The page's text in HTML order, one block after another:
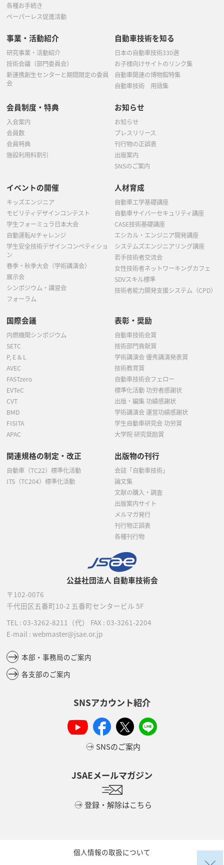
公益社団法人 自動車技術会
〒102-0076
千代田区五番町10-2 五番町センタービル 5F
TEL : 03-3262-8211 （代） FAX : 03-3261-2204
E-mail : webmaster@jsae.or.jp
本部・事務局のご案内
各支部のご案内
SNSアカウント紹介
SNSのご案内
JSAEメールマガジン
登録・解除はこちら
各種お手続き
ペーパーレス促進活動
事業・活動紹介
研究事業・活動紹介
技術会議（部門委員会）
新連携創生センターと期間限定の委員
会
自動車技術を知る
日本の自動車技術330選
お子様向けサイトのリンク集
自動車関連の博物館特集
自動車技術 用語集
会員制度・特典
入会案内
会員数
会員特典
施設利用料割引
お知らせ
お知らせ
プレスリリース
刊行物の正誤表
出版案内
SNSのご案内
イベントの開催
キッズエンジニア
モビリティデザインコンテスト
学生フォーミュラ日本大会
自動運転AIチャレンジ
学生安全技術デザインコンペティショ
ン
春季・秋季大会（学術講演会）
展示会
シンポジウム・講習会
フォーラム
人材育成
自動車工学基礎講座
自動車サイバーセキュリティ講座
CASE技術基礎講座
エシカル・エンジニア開発講座
システムズエンジニアリング講座
若手技術者交流会
女性技術者ネットワーキングカフェ
SDVスキル標準
技術者能力開発支援システム（CPD）
国際会議
内燃機関シンポジウム
SETC
P, E & L
AVEC
FASTzero
EVTeC
CVT
BMD
FISITA
APAC
表彰・奨励
自動車技術会賞
技術部門貢献賞
学術講演会 優秀講演発表賞
技術教育賞
自動車技術会フェロー
標準化活動 功労者感謝状
出版・編集 功績感謝状
学術講演会 運営功績感謝状
学生自動車研究会 功労賞
大学院 研究奨励賞
関連規格の制定・改正
自動車（TC22）標準化活動
ITS（TC204）標準化活動
出版物の刊行
会誌「自動車技術」
論文集
文献の購入・調査
出版案内サイト
メルマガ発行
刊行物正誤表
各種刊行物
個人情報の取扱について